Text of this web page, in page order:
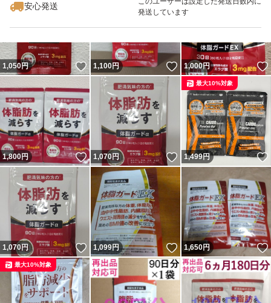
安心発送
発送しています
1,050円 いいね！
1,100円 いいね！
1,000円
1,800円 いいね！
1,070円 いいね！
1,499円
最大10%対象
1,070円 いいね！
1,099円 いいね！
1,650円
最大10%対象